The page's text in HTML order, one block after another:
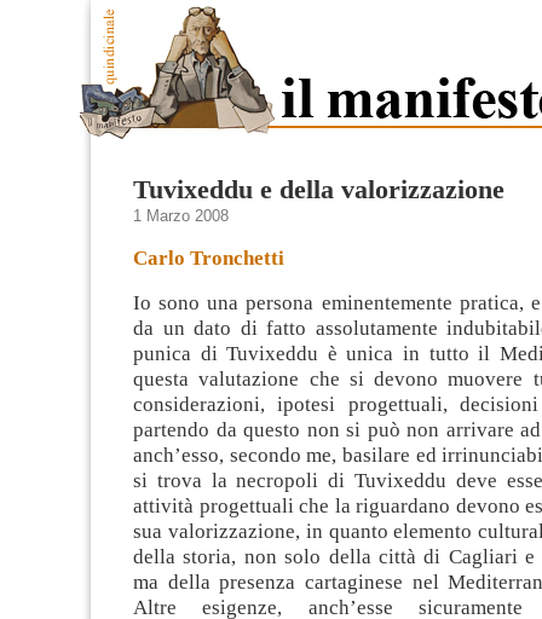
Tuvixeddu e della valorizzazione
1 Marzo 2008
Carlo Tronchetti
Io sono una persona eminentemente pratica,
da un dato di fatto assolutamente
punica di Tuvixeddu è unica in tutto il
questa valutazione che si devono muovere
considerazioni, ipotesi progettuali, decisioni
partendo da questo non si può non arrivare
anch’esso, secondo me, basilare ed
si trova la necropoli di Tuvixeddu deve
attività progettuali che la riguardano devono
sua valorizzazione, in quanto elemento
della storia, non solo della città di Cagliari e
ma della presenza cartaginese nel
Altre esigenze, anch’esse